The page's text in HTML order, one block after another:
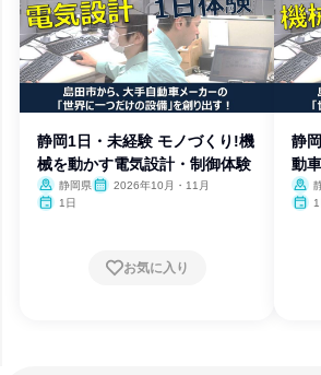
静岡1日・未経験 モノづくり!機
械を動かす電気設計・制御体験
静岡県
2026年10月・11月
1日
お気に入り
静
動
1